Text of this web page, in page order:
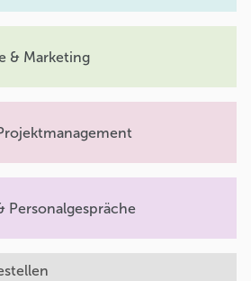
& Marketing
Personalgespräche